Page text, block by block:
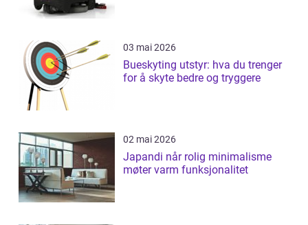
03 mai 2026
Bueskyting utstyr: hva du trenger
for å skyte bedre og tryggere
02 mai 2026
Japandi når rolig minimalisme
møter varm funksjonalitet